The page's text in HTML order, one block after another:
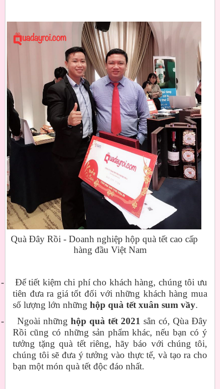
Quà Đây Rồi - Doanh nghiệp hộp quà tết cao cấp
hàng đầu Việt Nam
-
Để tiết kiệm chi phí cho khách hàng, chúng tôi ưu
tiên đưa ra giá tốt đối với những khách hàng mua
số lượng lớn những hộp quà tết xuân sum vầy.
-
Ngoài những hộp quà tết 2021 sẳn có, Qùa Đây
Rồi cũng có những sản phẩm khác, nếu bạn có ý
tưởng tặng quà tết riêng, hãy báo với chúng tôi,
chúng tôi sẽ đưa ý tưởng vào thực tế, và tạo ra cho
bạn một món quà tết độc đáo nhất.